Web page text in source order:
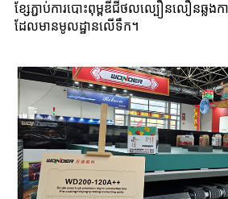
ខ្សែភ្ជាប់ការបោះពុម្ពឌីជីថលល្បឿនលឿនឆ្លង
ដែលមានមូលដ្ឋានលើទឹក។